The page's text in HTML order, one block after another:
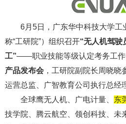
6月5日，广东华中科技大学工
称“工研院”）组织召开“无人机驾驶
工”——职业技能等级认定考务工
产品发布会 ，工研院副院长周晓
运营总监、广智教育公司执行总经
全球鹰无人机、
广电计量 东
技学院、腾云航空、领创科技、未